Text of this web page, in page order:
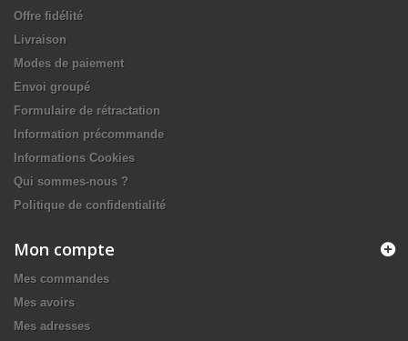
Offre fidélité
Livraison
Modes de paiement
Envoi groupé
Formulaire de rétractation
Information précommande
Informations Cookies
Qui sommes-nous ?
Politique de confidentialité
Mon compte
Mes commandes
Mes avoirs
Mes adresses